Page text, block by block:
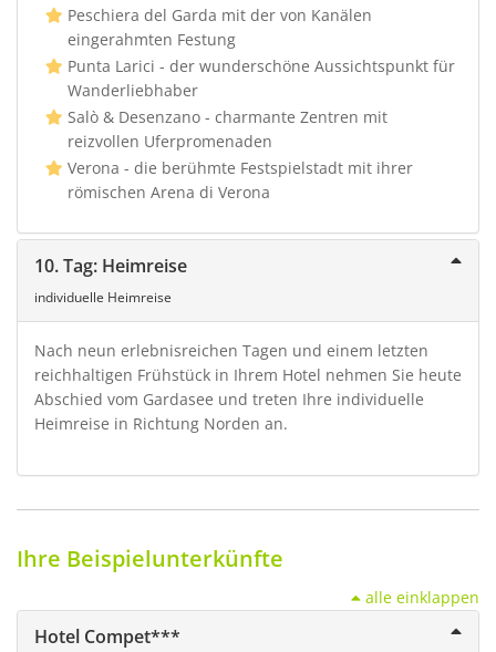
Peschiera del Garda mit der von Kanälen
eingerahmten Festung
Punta Larici - der wunderschöne Aussichtspunkt für
Wanderliebhaber
Salò & Desenzano - charmante Zentren mit
reizvollen Uferpromenaden
Verona - die berühmte Festspielstadt mit ihrer
römischen Arena di Verona
10. Tag: Heimreise
individuelle Heimreise
Nach neun erlebnisreichen Tagen und einem letzten
reichhaltigen Frühstück in Ihrem Hotel nehmen Sie heute
Abschied vom Gardasee und treten Ihre individuelle
Heimreise in Richtung Norden an.
Ihre Beispielunterkünfte
alle einklappen
Hotel Compet***